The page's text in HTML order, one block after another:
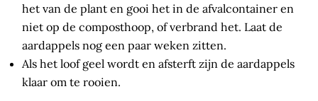
het van de plant en gooi het in de afvalcontainer en
niet op de composthoop, of verbrand het. Laat de
aardappels nog een paar weken zitten.
Als het loof geel wordt en afsterft zijn de aardappels
klaar om te rooien.